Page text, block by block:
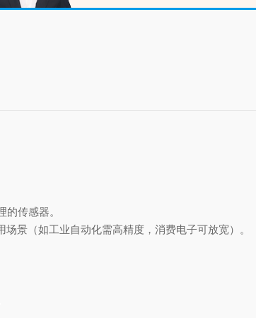
传感器‌。
景（如工业自动化需高精度，消费电子可放宽）‌。